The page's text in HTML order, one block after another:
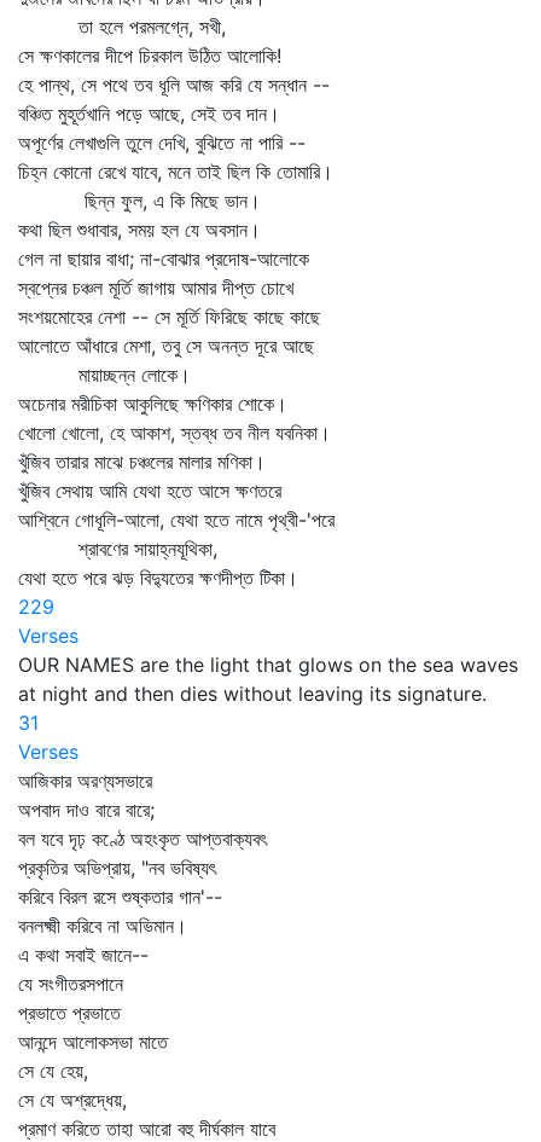
তা হলে পরমলগ্নে, সখী,
সে ক্ষণকালের দীপে চিরকাল উঠিত আলোকি!
হে পান্থ, সে পথে তব ধূলি আজ করি যে সন্ধান --
বঞ্চিত মুহূর্তখানি পড়ে আছে, সেই তব দান।
অপূর্ণের লেখাগুলি তুলে দেখি, বুঝিতে না পারি --
চিহ্ন কোনো রেখে যাবে, মনে তাই ছিল কি তোমারি।
ছিন্ন ফুল, এ কি মিছে ভান।
কথা ছিল শুধাবার, সময় হল যে অবসান।
গেল না ছায়ার বাধা; না-বোঝার প্রদোষ-আলোকে
স্বপ্নের চঞ্চল মূর্তি জাগায় আমার দীপ্ত চোখে
সংশয়মোহের নেশা -- সে মূর্তি ফিরিছে কাছে কাছে
আলোতে আঁধারে মেশা, তবু সে অনন্ত দূরে আছে
মায়াচ্ছন্ন লোকে।
অচেনার মরীচিকা আকুলিছে ক্ষণিকার শোকে।
খোলো খোলো, হে আকাশ, স্তব্ধ তব নীল যবনিকা।
খুঁজিব তারার মাঝে চঞ্চলের মালার মণিকা।
খুঁজিব সেথায় আমি যেথা হতে আসে ক্ষণতরে
আশ্বিনে গোধূলি-আলো, যেথা হতে নামে পৃথ্বী-'পরে
শ্রাবণের সায়াহ্নযূথিকা,
যেথা হতে পরে ঝড় বিদ্যুতের ক্ষণদীপ্ত টিকা।
229
Verses
OUR NAMES are the light that glows on the sea waves
at night and then dies without leaving its signature.
31
Verses
আজিকার অরণ্যসভারে
অপবাদ দাও বারে বারে;
বল যবে দৃঢ় কণ্ঠে অহংকৃত আপ্তবাক্যবৎ
প্রকৃতির অভিপ্রায়, "নব ভবিষ্যৎ
করিবে বিরল রসে শুষ্কতার গান'--
বনলক্ষ্মী করিবে না অভিমান।
এ কথা সবাই জানে--
যে সংগীতরসপানে
প্রভাতে প্রভাতে
আনন্দে আলোকসভা মাতে
সে যে হেয়,
সে যে অশ্রদ্ধেয়,
প্রমাণ করিতে তাহা আরো বহু দীর্ঘকাল যাবে